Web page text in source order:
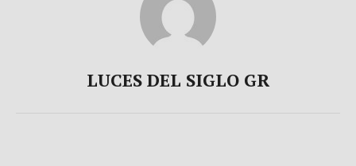
LUCES DEL SIGLO GR